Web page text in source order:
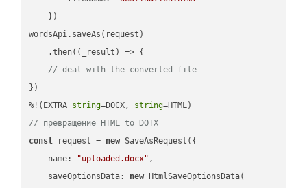
    })
wordsApi.saveAs(request)
    .then(
( _result ) => {
// deal with the converted file
})
%!(EXTRA string=DOCX, string
// превращение HTML to DOTX
const request = new SaveAsRequest({
name: "uploaded.docx" ,
saveOptionsData: new HtmlSaveOptionsData(